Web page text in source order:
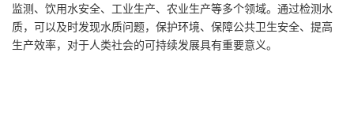
监测、饮用水安全、工业生产、农业生产等多个领域。通过检测水
质，可以及时发现水质问题，保护环境、保障公共卫生安全、提高
生产效率，对于人类社会的可持续发展具有重要意义。